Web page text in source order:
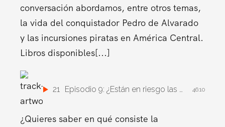
conversación abordamos, entre otros temas,
la vida del conquistador Pedro de Alvarado
y las incursiones piratas en América Central.
Libros disponibles[...]
21 Episodio 9: ¿Están en riesgo las democracias? 46:10
¿Quieres saber en qué consiste la